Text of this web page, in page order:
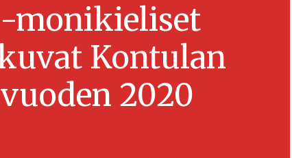
monikieliset
Kontulan
2020